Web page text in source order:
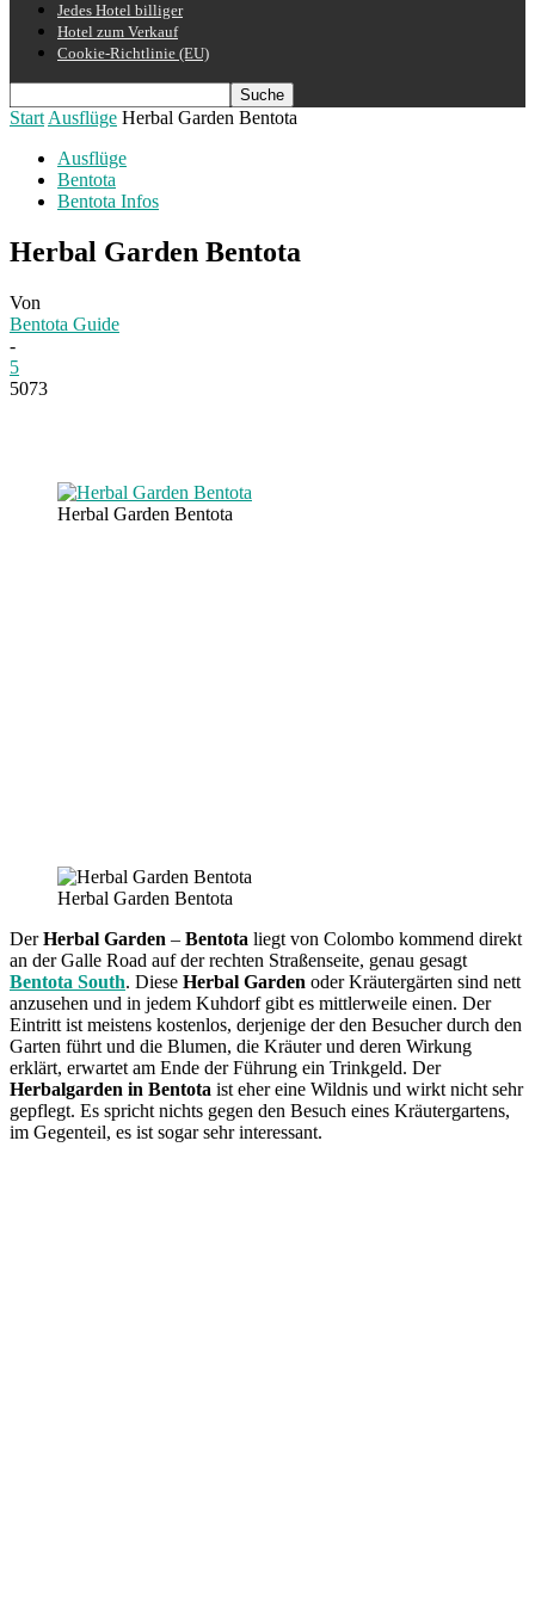
Jedes Hotel billiger
Hotel zum Verkauf
Cookie-Richtlinie (EU)
StartAusflüge Herbal Garden Bentota
Ausflüge
Bentota
Bentota Infos
Herbal Garden Bentota
Von
Bentota Guide
-
5
5073
Herbal Garden Bentota
Herbal Garden Bentota
DerHerbal Garden – Bentota liegt von Colombo kommend direkt
an der Galle Road auf der rechten Straßenseite, genau gesagt
Bentota South. Diese Herbal Garden oder Kräutergärten sind nett
anzusehen und in jedem Kuhdorf gibt es mittlerweile einen. Der
Eintritt ist meistens kostenlos, derjenige der den Besucher durch den
Garten führt und die Blumen, die Kräuter und deren Wirkung
erklärt, erwartet am Ende der Führung ein Trinkgeld. Der
Herbalgarden in Bentota ist eher eine Wildnis und wirkt nicht sehr
gepflegt. Es spricht nichts gegen den Besuch eines Kräutergartens,
im Gegenteil, es ist sogar sehr interessant.